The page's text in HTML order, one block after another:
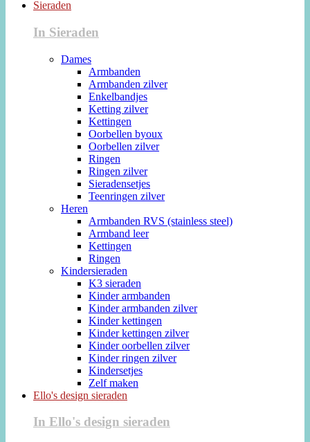
Sieraden
In Sieraden
Dames
Armbanden
Armbanden zilver
Enkelbandjes
Ketting zilver
Kettingen
Oorbellen byoux
Oorbellen zilver
Ringen
Ringen zilver
Sieradensetjes
Teenringen zilver
Heren
Armbanden RVS (stainless steel)
Armband leer
Kettingen
Ringen
Kindersieraden
K3 sieraden
Kinder armbanden
Kinder armbanden zilver
Kinder kettingen
Kinder kettingen zilver
Kinder oorbellen zilver
Kinder ringen zilver
Kindersetjes
Zelf maken
Ello's design sieraden
In Ello's design sieraden